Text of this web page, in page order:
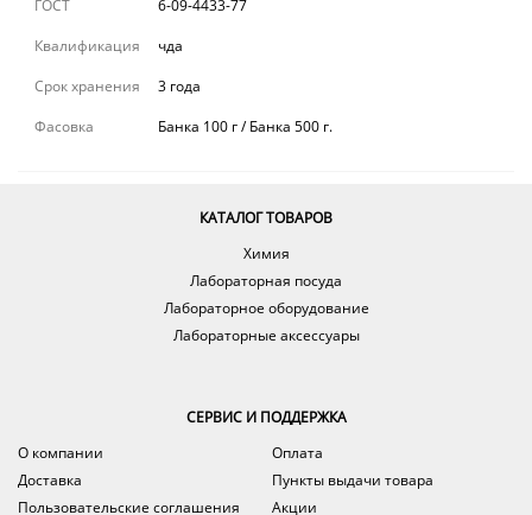
ГОСТ
6-09-4433-77
Квалификация
чда
Срок хранения
3 года
Фасовка
Банка 100 г / Банка 500 г.
КАТАЛОГ ТОВАРОВ
Химия
Лабораторная посуда
Лабораторное оборудование
Лабораторные аксессуары
СЕРВИС И ПОДДЕРЖКА
О компании
Оплата
Доставка
Пункты выдачи товара
Пользовательские соглашения
Акции